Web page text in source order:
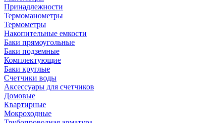
Принадлежности
Термоманометры
Термометры
Накопительные емкости
Баки прямоугольные
Баки подземные
Комплектующие
Баки круглые
Счетчики воды
Аксессуары для счетчиков
Домовые
Квартирные
Мокроходные